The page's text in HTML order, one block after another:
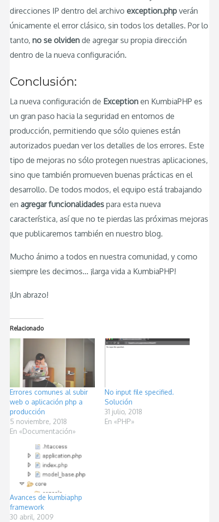
direcciones IP dentro del archivo exception.php verán
únicamente el error clásico, sin todos los detalles. Por lo
tanto, no se olviden de agregar su propia dirección
dentro de la nueva configuración.
Conclusión:
La nueva configuración de Exception en KumbiaPHP es
un gran paso hacia la seguridad en entornos de
producción, permitiendo que sólo quienes están
autorizados puedan ver los detalles de los errores. Este
tipo de mejoras no sólo protegen nuestras aplicaciones,
sino que también promueven buenas prácticas en el
desarrollo. De todos modos, el equipo está trabajando
en agregar funcionalidades para esta nueva
característica, así que no te pierdas las próximas mejoras
que publicaremos también en nuestro blog.
Mucho ánimo a todos en nuestra comunidad, y como
siempre les decimos… ¡larga vida a KumbiaPHP!
¡Un abrazo!
Relacionado
Errores comunes al subir
web o aplicación php a
producción
5 noviembre, 2018
En «Documentación»
No input file specified.
Solución
31 julio, 2018
En «PHP»
Avances de kumbiaphp
framework
30 abril, 2009